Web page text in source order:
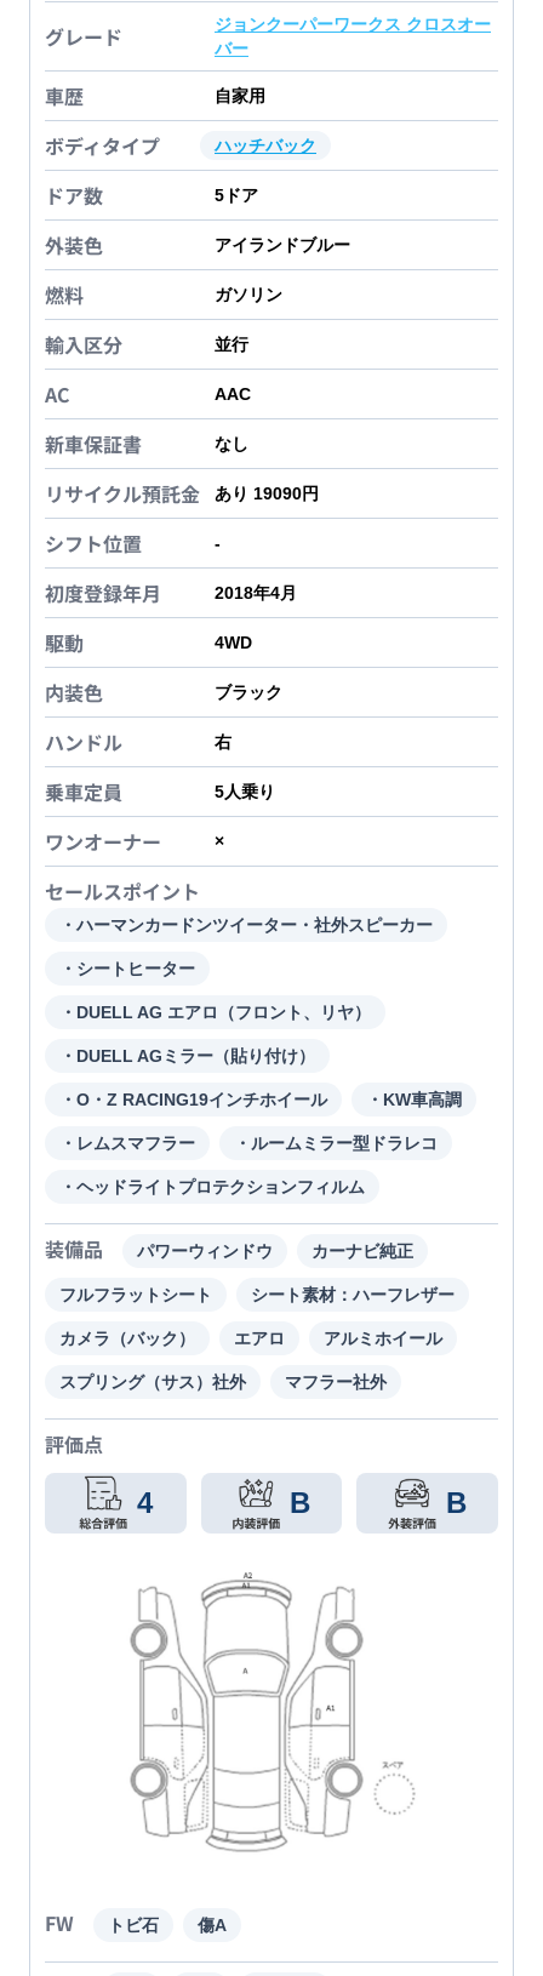
グレード
ジョンクーパーワークス クロスオー
バー
車歴 自家用
ボディタイプ ハッチバック
ドア数 5 ドア
外装色 アイランドブルー
燃料 ガソリン
輸入区分 並行
AC AAC
新車保証書 なし
リサイクル預託金 あり 19090円
シフト位置 -
初度登録年月 2018年4月
駆動 4WD
内装色 ブラック
ハンドル 右
乗車定員 5人乗り
ワンオーナー ×
セールスポイント
・ハーマンカードンツイーター・社外スピーカー
・シートヒーター
・DUELL AG エアロ（フロント、リヤ）
・DUELL AGミラー（貼り付け）
・O・Z RACING19インチホイール ・KW車高調
・レムスマフラー ・ルームミラー型ドラレコ
・ヘッドライトプロテクションフィルム
装備品 パワーウィンドウ カーナビ純正
フルフラットシート シート素材：ハーフレザー
カメラ（バック） エアロ アルミホイール
スプリング（サス）社外 マフラー社外
評価点
4 B B
FW トビ石 傷A